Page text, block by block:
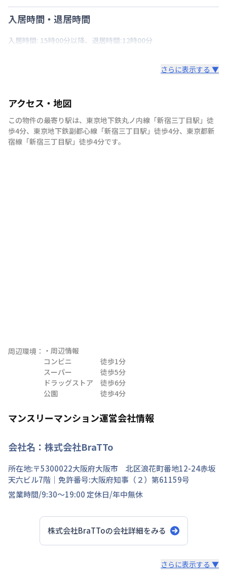
入居時間・退居時間
入居時間: 15時00分以降、退居時間:12時00分
さらに表示する ▼
アクセス・地図
この物件の最寄り駅は、 東京地下鉄丸ノ内線 「新宿三丁目駅 」 徒
歩4分、 東京地下鉄副都心線 「新宿三丁目駅 」 徒歩4分、 東京都新
宿線 「新宿三丁目駅 」 徒歩4分です。
周辺環境： ・周辺情報
コンビニ　　　　徒歩1分
スーパー　　　　徒歩5分
ドラッグストア　徒歩6分
公園　　　　　　徒歩4分
マンスリーマンション運営会社情報
会社名： 株式会社BraTTo
所在地:〒5300022大阪府大阪市 北区浪花町番地12-24赤坂
天六ビル7階 ｜免許番号:大阪府知事（２）第61159号
営業時間/9:30～19:00 定休日/年中無休
株式会社BraTToの会社詳細をみる
さらに表示する ▼